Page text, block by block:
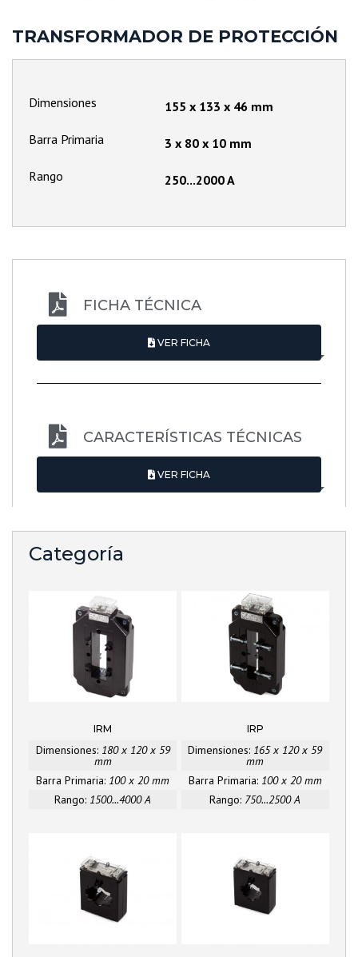
TRANSFORMADOR DE PROTECCIÓN
Dimensiones 155 x 133 x 46 mm
Barra Primaria 3 x 80 x 10 mm
Rango 250...2000 A
FICHA TÉCNICA
VER FICHA
CARACTERÍSTICAS TÉCNICAS
VER FICHA
Categoría
IRM
Dimensiones: 180 x 120 x 59
mm
Barra Primaria: 100 x 20 mm
Rango: 1500...4000 A
IRP
Dimensiones: 165 x 120 x 59
mm
Barra Primaria: 100 x 20 mm
Rango: 750...2500 A